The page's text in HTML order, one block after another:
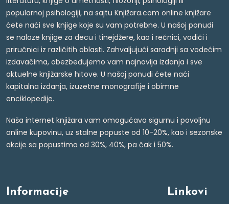
popularnoj psihologiji, na sajtu Knjižara.com online knjižare
ćete naći sve knjige koje su vam potrebne. U našoj ponudi
se nalaze knjige za decu i tinejdžere, kao i rečnici, vodiči i
priručnici iz različitih oblasti. Zahvaljujući saradnji sa vodećim
izdavačima, obezbeđujemo vam najnovija izdanja i sve
aktuelne knjižarske hitove. U našoj ponudi ćete naći
kapitalna izdanja, izuzetne monografije i obimne
enciklopedije.
Naša internet knjižara vam omogućava sigurnu i povoljnu
online kupovinu, uz stalne popuste od 10-20%, kao i sezonske
akcije sa popustima od 30%, 40%, pa čak i 50%.
Informacije Linkovi